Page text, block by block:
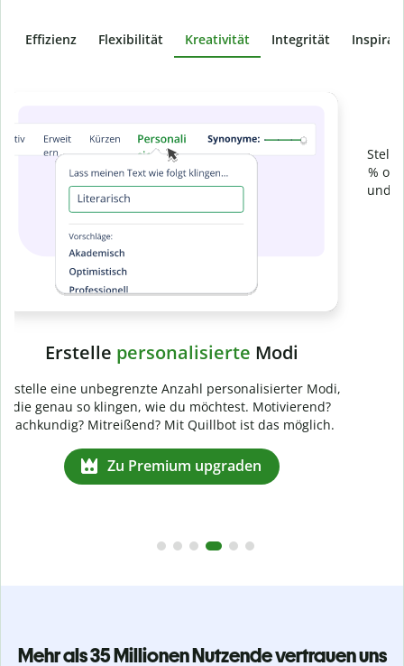
Effizienz Flexibilität Kreativität Integrität
Stelle mit der Plagiatsprüfung sicher, dass dein Text zu 100
% original ist. Analysiere deine Arbeit in Sekundenschnelle
und finde fehlende Quellenangaben in über 100 Sprachen.
Mehr als 35 Millionen Nutzende vertrauen uns